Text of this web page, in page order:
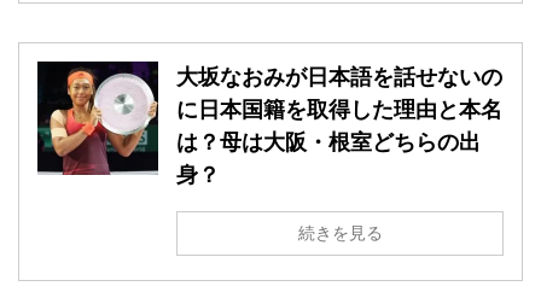
大坂なおみが日本語を話せないの
に日本国籍を取得した理由と本名
は？母は大阪・根室どちらの出
身？
続きを見る